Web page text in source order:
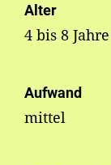
Alter
4 bis 8 Jahre
Aufwand
mittel